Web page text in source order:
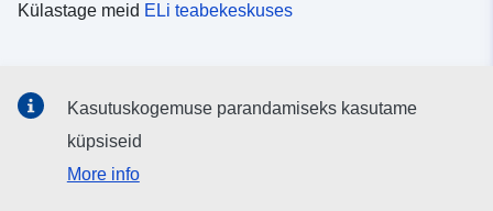
Külastage meid ELi teabekeskuses
Otsige ELi teavet
Kasutuskogemuse parandamiseks kasutame
küpsiseid
More info